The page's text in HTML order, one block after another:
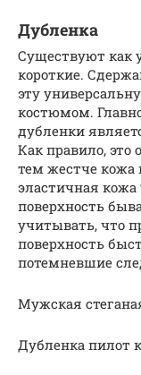
Дубленка
Существуют как
короткие.
эту
костюмом.
дубленки
Как правило, это
тем жестче кожа
эластичная
поверхность
учитывать, что
поверхность
потемневшие
Мужская
Дубленка пилот